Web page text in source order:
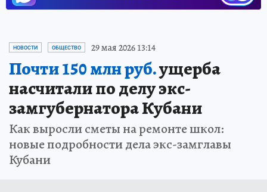
НОВОСТИ ОБЩЕСТВО 29 мая 2026 13:14
Почти 150 млн руб.ущерба
насчитали по делу экс-
замгубернатора Кубани
Как выросли сметы на ремонте школ:
новые подробности дела экс-замглавы
Кубани